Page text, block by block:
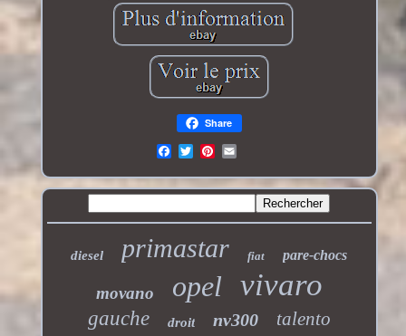
Share
diesel primastar fiat pare-chocs
movano opel vivaro
gauche droit nv300 talento